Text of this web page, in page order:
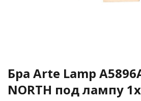
Бра Arte Lamp
NORTH под лампу